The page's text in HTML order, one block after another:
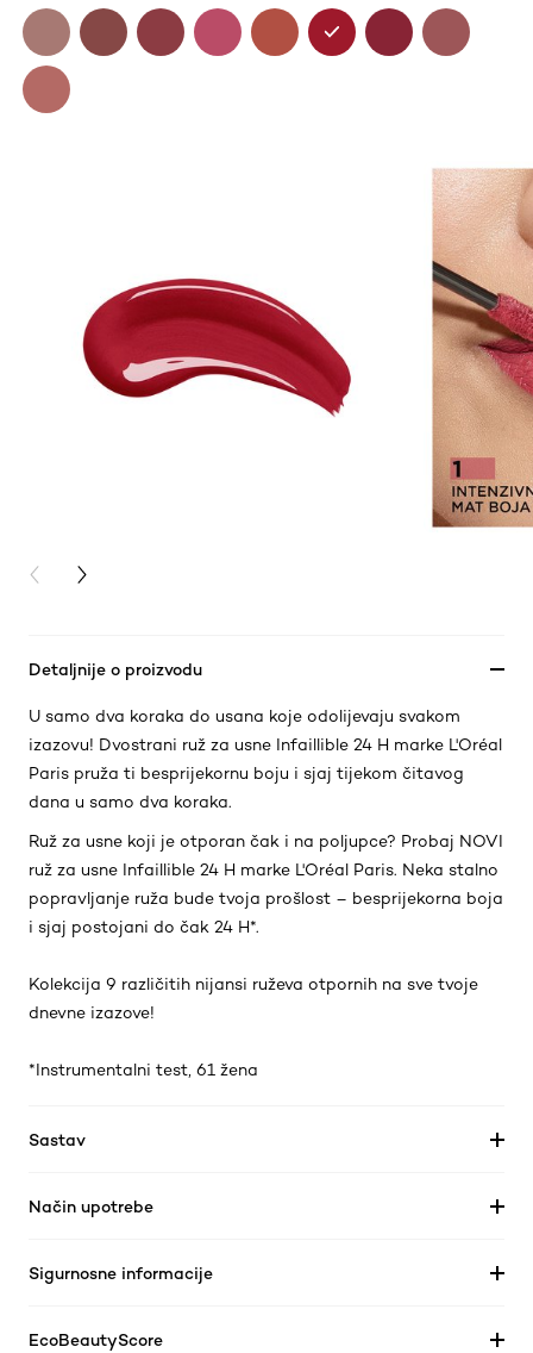
PREVIOUS CARD
NEXT CARD
Detaljnije o proizvodu
U samo dva koraka do usana koje odolijevaju svakom
izazovu! Dvostrani ruž za usne Infaillible 24 H marke L'Oréal
Paris pruža ti besprijekornu boju i sjaj tijekom čitavog
dana u samo dva koraka.
Ruž za usne koji je otporan čak i na poljupce? Probaj NOVI
ruž za usne Infaillible 24 H marke L'Oréal Paris. Neka stalno
popravljanje ruža bude tvoja prošlost – besprijekorna boja
i sjaj postojani do čak 24 H*.
Kolekcija 9 različitih nijansi ruževa otpornih na sve tvoje
dnevne izazove!
*Instrumentalni test, 61 žena
Sastav
Način upotrebe
Sigurnosne informacije
EcoBeautyScore